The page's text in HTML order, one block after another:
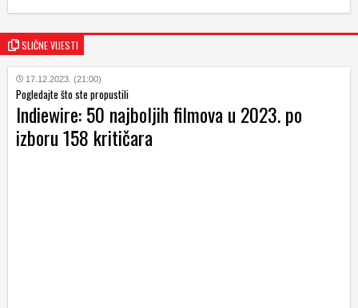
SLIČNE VIJESTI
17.12.2023. (21:00)
Pogledajte što ste propustili
Indiewire: 50 najboljih filmova u 2023. po
izboru 158 kritičara